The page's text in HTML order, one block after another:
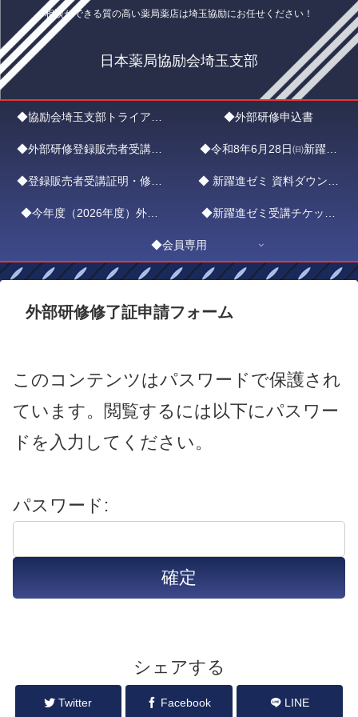
相談ができる質の高い薬局薬店は埼玉協励にお任せください！
日本薬局協励会埼玉支部
◆協励会埼玉支部トライアル
入会申込
◆外部研修申込書
◆外部研修登録販売者受講証
明書申請フォーム
◆令和8年6月28日㈰新躍進
ゼミ ZOOMエントリー
◆登録販売者受講証明・修了
証ダウンロード
◆ 新躍進ゼミ 資料ダウンロ
ード
◆今年度（2026年度）外部 ◆新躍進ゼミ受講チケット
（1,000円）
◆会員専用
外部研修修了証申請フォーム
このコンテンツはパスワードで保護され
ています。閲覧するには以下にパスワー
ドを入力してください。
パスワード:
シェアする
Twitter Facebook LINE